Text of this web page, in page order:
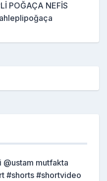
POĞAÇA NEFİS
@ustam mutfakta
#shorts #shortvideo